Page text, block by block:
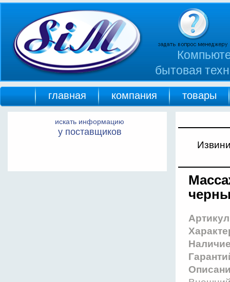
бытовая
главная компания товары
искать информацию
у поставщиков
Артикул